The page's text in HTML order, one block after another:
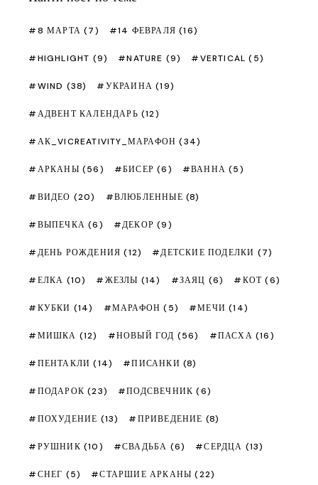
8 МАРТА (7) 14 ФЕВРАЛЯ (16)
HIGHLIGHT (9) NATURE (9) VERTICAL (5)
WIND (38) УКРАИНА (19)
АДВЕНТ КАЛЕНДАРЬ (12)
АК_VICREATIVITY_МАРАФОН (34)
АРКАНЫ (56) БИСЕР (6) ВАННА (5)
ВИДЕО (20) ВЛЮБЛЕННЫЕ (8)
ВЫПЕЧКА (6) ДЕКОР (9)
ДЕНЬ РОЖДЕНИЯ (12) ДЕТСКИЕ ПОДЕЛКИ (7)
ЕЛКА (10) ЖЕЗЛЫ (14) ЗАЯЦ (6) КОТ (6)
КУБКИ (14) МАРАФОН (5) МЕЧИ (14)
МИШКА (12) НОВЫЙ ГОД (56) ПАСХА (16)
ПЕНТАКЛИ (14) ПИСАНКИ (8)
ПОДАРОК (23) ПОДСВЕЧНИК (6)
ПОХУДЕНИЕ (13) ПРИВЕДЕНИЕ (8)
РУШНИК (10) СВАДЬБА (6) СЕРДЦА (13)
СНЕГ (5) СТАРШИЕ АРКАНЫ (22)